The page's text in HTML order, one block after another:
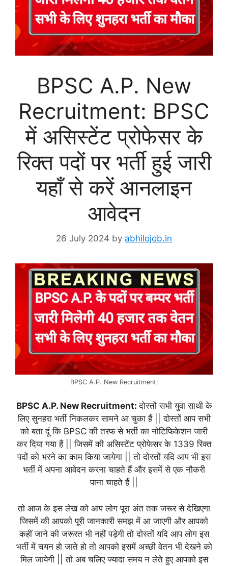
BPSC A.P. New
Recruitment: BPSC
में असिस्टेंट प्रोफेसर के
रिक्त पदों पर भर्ती हुई जारी
यहाँ से करें आनलाइन
आवेदन
26 July 2024 by abhilojob.in
BPSC A.P. New Recruitment:
BPSC A.P. New Recruitment:दोस्तों सभी युवा साथी के
लिए सुनहरा भर्ती निकलकर सामने आ चुका हैं || दोस्तों आप सभी
को बता दूं कि BPSC की तरफ से भर्ती का नोटिफिकेशन जारी
कर दिया गया हैं || जिसमें की असिस्टेंट प्रोफेसर के 1339 रिक्त
पदों को भरने का काम किया जायेगा || तो दोस्तों यदि आप भी इस
भर्ती में अपना आवेदन करना चाहते हैं और इसमें से एक नौकरी
पाना चाहते हैं ||
तो आज के इस लेख को आप लोग पूरा अंत तक जरूर से देखिएगा
जिसमें की आपको पूरी जानकारी समझ में आ जाएगी और आपको
कहीं जाने की जरूरत भी नहीं पड़ेगी तो दोस्तों यदि आप लोग इस
भर्ती में चयन हो जाते हो तो आपको इसमें अच्छी वेतन भी देखने को
मिल जायेगी || तो अब चलिए ज्यादा समय न लेते हुए आपको इस